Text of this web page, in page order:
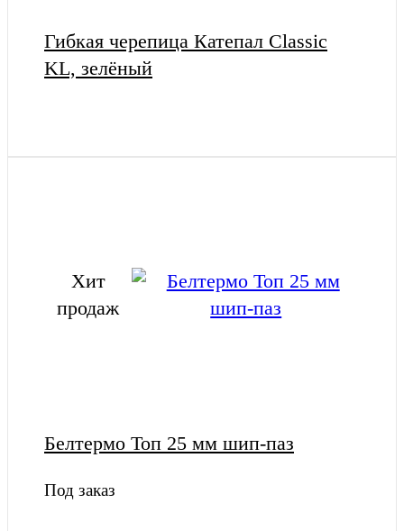
Гибкая черепица Катепал Classic
KL, зелёный
Хит
продаж
Белтермо Топ 25 мм шип-паз
Под заказ